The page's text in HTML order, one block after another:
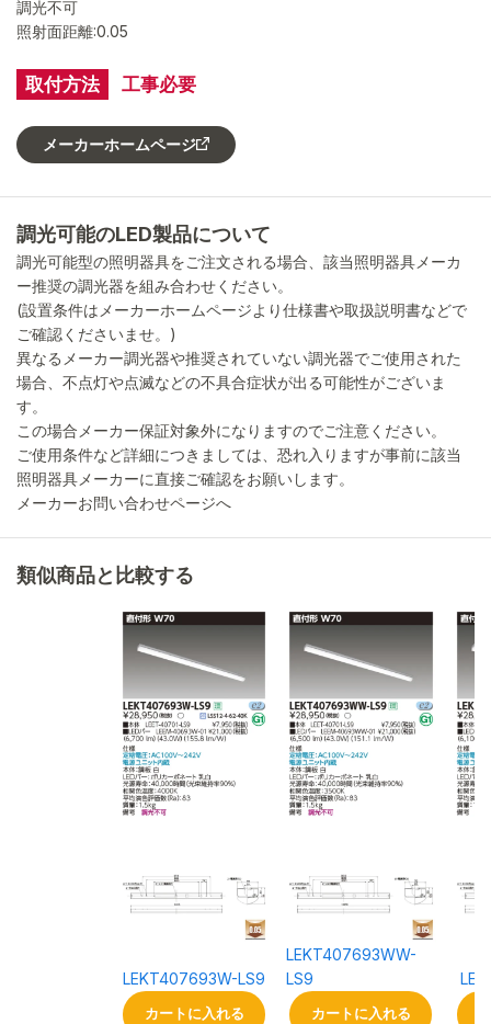
取付方法 工事必要
調光不可
照射面距離:0.05
メーカーホームページ
調光可能のLED製品について
調光可能型の照明器具をご注文される場合、該当照明器具メーカ
ー推奨の調光器を組み合わせください。
(設置条件はメーカーホームページより仕様書や取扱説明書などで
ご確認くださいませ。)
異なるメーカー調光器や推奨されていない調光器でご使用された
場合、不点灯や点滅などの不具合症状が出る可能性がございま
す。
この場合メーカー保証対象外になりますのでご注意ください。
ご使用条件など詳細につきましては、恐れ入りますが事前に該当
照明器具メーカーに直接ご確認をお願いします。
メーカーお問い合わせページへ
類似商品と比較する
LEKT407693W-LS9
カートに入れる
LEKT407693WW-
LS9
カートに入れる